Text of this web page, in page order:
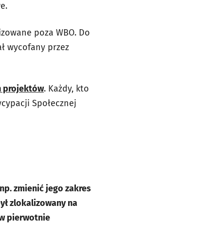
poza WBO. Do
wycofany przez
projektów. Każdy, kto
Społecznej
zmienić jego zakres
zlokalizowany na
pierwotnie